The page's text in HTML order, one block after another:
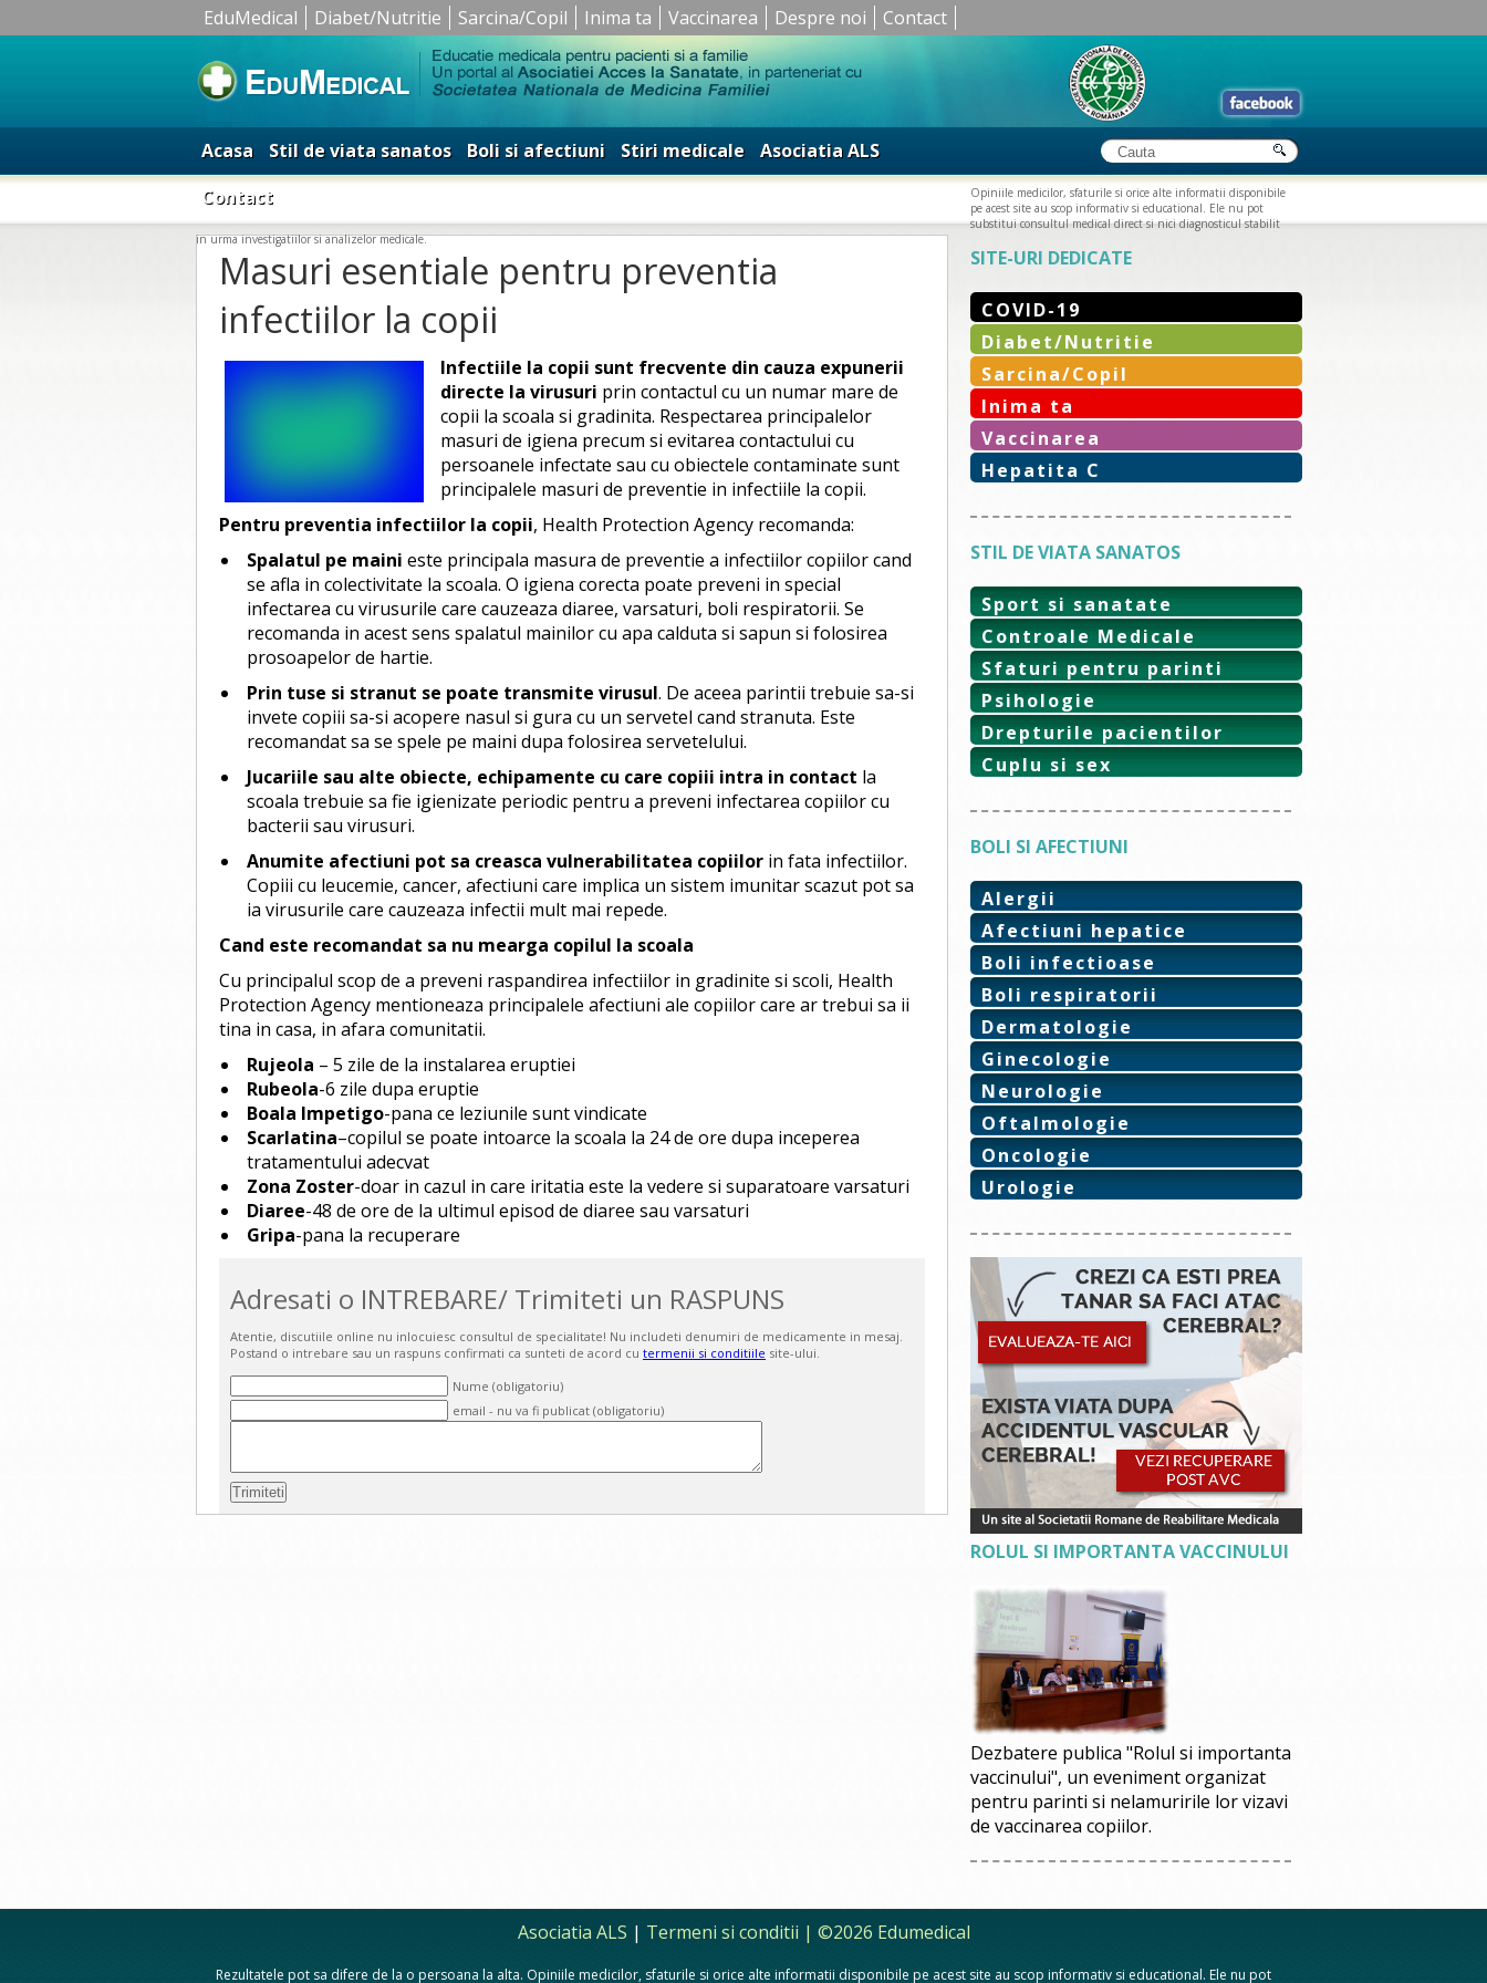
EduMedical Diabet/Nutritie Sarcina/Copil Inima ta Vaccinarea Despre noi Contact
Acasa Stil de viata sanatos Boli si afectiuni Stiri medicale
Asociatia ALS
Contact
Opiniile medicilor, sfaturile si orice alte informatii disponibile
pe acest site au scop informativ si educational. Ele nu pot
substitui consultul medical direct si nici diagnosticul stabilit
in urma investigatiilor si analizelor medicale.
Masuri esentiale pentru preventia
infectiilor la copii
Infectiile la copii sunt frecvente din cauza expunerii
directe la virusuri prin contactul cu un numar mare de
copii la scoala si gradinita. Respectarea principalelor
masuri de igiena precum si evitarea contactului cu
persoanele infectate sau cu obiectele contaminate sunt
principalele masuri de preventie in infectiile la copii.
Pentru preventia infectiilor la copii, Health Protection Agency recomanda:
Spalatul pe maini este principala masura de preventie a infectiilor copiilor cand
se afla in colectivitate la scoala. O igiena corecta poate preveni in special
infectarea cu virusurile care cauzeaza diaree, varsaturi, boli respiratorii. Se
recomanda in acest sens spalatul mainilor cu apa calduta si sapun si folosirea
prosoapelor de hartie.
Prin tuse si stranut se poate transmite virusul. De aceea parintii trebuie sa-si
invete copiii sa-si acopere nasul si gura cu un servetel cand stranuta. Este
recomandat sa se spele pe maini dupa folosirea servetelului.
Jucariile sau alte obiecte, echipamente cu care copiii intra in contact la
scoala trebuie sa fie igienizate periodic pentru a preveni infectarea copiilor cu
bacterii sau virusuri.
Anumite afectiuni pot sa creasca vulnerabilitatea copiilor in fata infectiilor.
Copiii cu leucemie, cancer, afectiuni care implica un sistem imunitar scazut pot sa
ia virusurile care cauzeaza infectii mult mai repede.
Cand este recomandat sa nu mearga copilul la scoala
Cu principalul scop de a preveni raspandirea infectiilor in gradinite si scoli, Health
Protection Agency mentioneaza principalele afectiuni ale copiilor care ar trebui sa ii
tina in casa, in afara comunitatii.
Rujeola – 5 zile de la instalarea eruptiei
Rubeola-6 zile dupa eruptie
Boala Impetigo-pana ce leziunile sunt vindicate
Scarlatina–copilul se poate intoarce la scoala la 24 de ore dupa inceperea
tratamentului adecvat
Zona Zoster-doar in cazul in care iritatia este la vedere si suparatoare varsaturi
Diaree-48 de ore de la ultimul episod de diaree sau varsaturi
Gripa-pana la recuperare
Adresati o INTREBARE/ Trimiteti un RASPUNS
Atentie, discutiile online nu inlocuiesc consultul de specialitate! Nu includeti denumiri de medicamente in mesaj.
Postand o intrebare sau un raspuns confirmati ca sunteti de acord cu termenii si conditiile site-ului.
Nume (obligatoriu)
email - nu va fi publicat (obligatoriu)
SITE-URI DEDICATE
COVID-19
Diabet/Nutritie
Sarcina/Copil
Inima ta
Vaccinarea
Hepatita C
STIL DE VIATA SANATOS
Sport si sanatate
Controale Medicale
Sfaturi pentru parinti
Psihologie
Drepturile pacientilor
Cuplu si sex
BOLI SI AFECTIUNI
Alergii
Afectiuni hepatice
Boli infectioase
Boli respiratorii
Dermatologie
Ginecologie
Neurologie
Oftalmologie
Oncologie
Urologie
ROLUL SI IMPORTANTA VACCINULUI
Dezbatere publica "Rolul si importanta
vaccinului", un eveniment organizat
pentru parinti si nelamuririle lor vizavi
de vaccinarea copiilor.
Asociatia ALS | Termeni si conditii | ©2026 Edumedical
Rezultatele pot sa difere de la o persoana la alta. Opiniile medicilor, sfaturile si orice alte informatii disponibile pe acest site au scop informativ si educational. Ele nu pot